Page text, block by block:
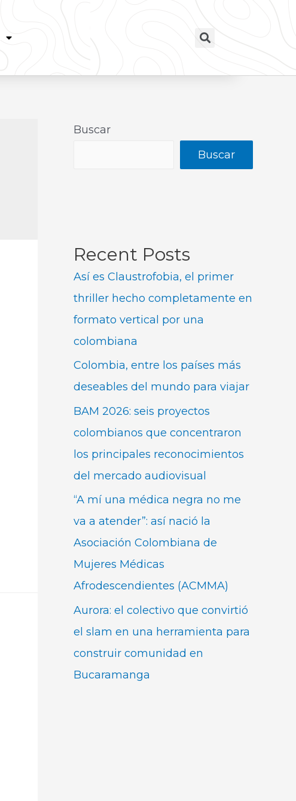
Buscar
Buscar
Recent Posts
Así es Claustrofobia, el primer
thriller hecho completamente en
formato vertical por una
colombiana
Colombia, entre los países más
deseables del mundo para viajar
BAM 2026: seis proyectos
colombianos que concentraron
los principales reconocimientos
del mercado audiovisual
“A mí una médica negra no me
va a atender”: así nació la
Asociación Colombiana de
Mujeres Médicas
Afrodescendientes (ACMMA)
Aurora: el colectivo que convirtió
el slam en una herramienta para
construir comunidad en
Bucaramanga